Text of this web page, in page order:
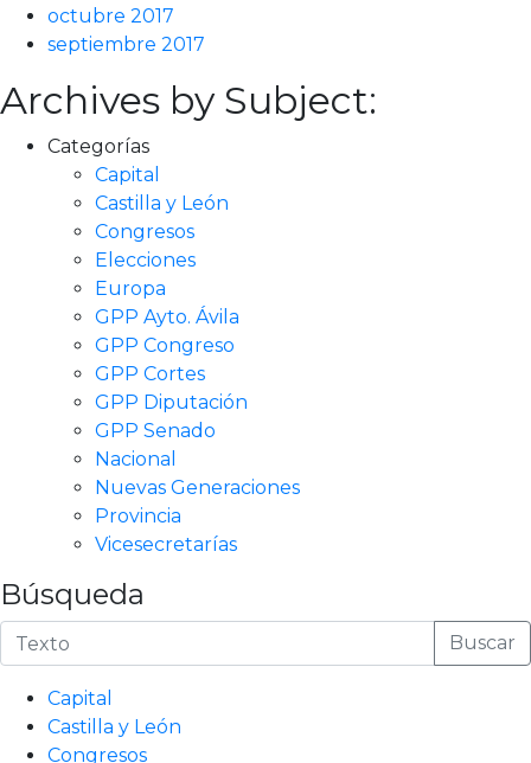
octubre 2017
septiembre 2017
Archives by Subject:
Categorías
Capital
Castilla y León
Congresos
Elecciones
Europa
GPP Ayto. Ávila
GPP Congreso
GPP Cortes
GPP Diputación
GPP Senado
Nacional
Nuevas Generaciones
Provincia
Vicesecretarías
Búsqueda
Buscar
Capital
Castilla y León
Congresos